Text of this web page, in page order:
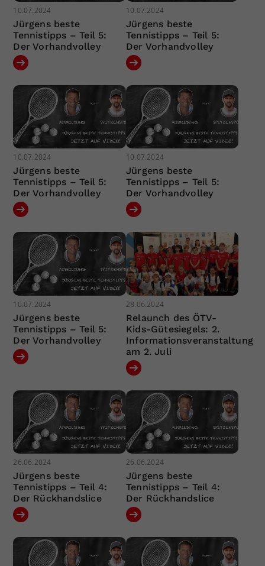
10.07.2024
Jürgens beste
Tennistipps – Teil 5:
Der Vorhandvolley
10.07.2024
Jürgens beste
Tennistipps – Teil 5:
Der Vorhandvolley
10.07.2024
Jürgens beste
Tennistipps – Teil 5:
Der Vorhandvolley
10.07.2024
Jürgens beste
Tennistipps – Teil 5:
Der Vorhandvolley
10.07.2024
Jürgens beste
Tennistipps – Teil 5:
Der Vorhandvolley
28.06.2024
Relaunch des ÖTV-
Kids-Gütesiegels: 2.
Informationsveranstaltung
am 2. Juli
26.06.2024
Jürgens beste
Tennistipps – Teil 4:
Der Rückhandslice
26.06.2024
Jürgens beste
Tennistipps – Teil 4:
Der Rückhandslice